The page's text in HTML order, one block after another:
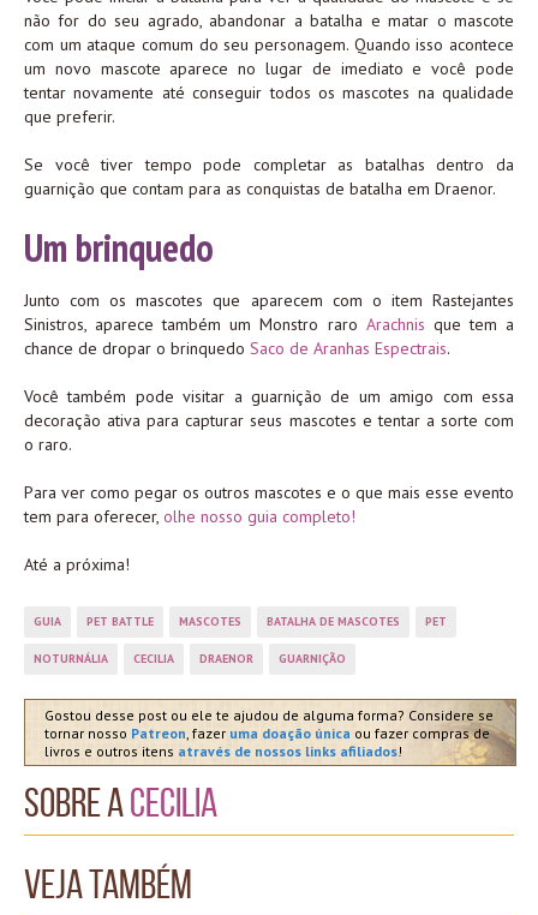
não for do seu agrado, abandonar a batalha e matar o mascote
com um ataque comum do seu personagem. Quando isso acontece
um novo mascote aparece no lugar de imediato e você pode
tentar novamente até conseguir todos os mascotes na qualidade
que preferir.
Se você tiver tempo pode completar as batalhas dentro da
guarnição que contam para as conquistas de batalha em Draenor.
Um brinquedo
Junto com os mascotes que aparecem com o item Rastejantes
Sinistros, aparece também um Monstro raro Arachnis que tem a
chance de dropar o brinquedo Saco de Aranhas Espectrais.
Você também pode visitar a guarnição de um amigo com essa
decoração ativa para capturar seus mascotes e tentar a sorte com
o raro.
Para ver como pegar os outros mascotes e o que mais esse evento
tem para oferecer, olhe nosso guia completo!
Até a próxima!
GUIA PET BATTLE MASCOTES BATALHA DE MASCOTES PET
NOTURNÁLIA CECILIA DRAENOR GUARNIÇÃO
Gostou desse post ou ele te ajudou de alguma forma? Considere se
tornar nosso Patreon , fazer uma doação única ou fazer compras de
livros e outros itens através de nossos links afiliados!
Sobre aCecilia
Veja também